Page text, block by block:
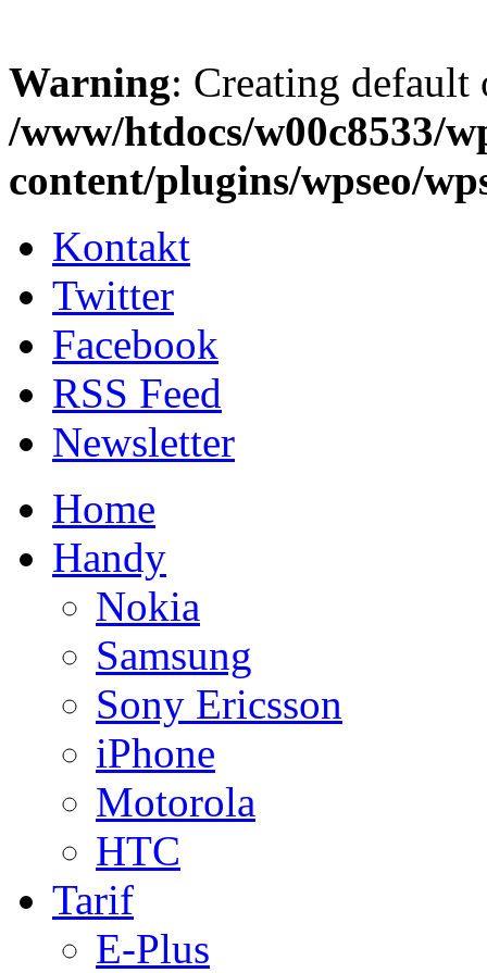
Warning: Creating
/www/htdocs/w00c8533/
content/plugins/wpseo/
Kontakt
Twitter
Facebook
RSS Feed
Newsletter
Home
Handy
Nokia
Samsung
Sony Ericsson
iPhone
Motorola
HTC
Tarif
E-Plus